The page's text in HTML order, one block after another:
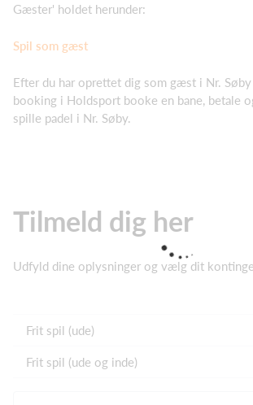
Gæster' holdet herunder:
Spil som gæst
Efter du har oprettet dig som gæst i Nr.
booking i Holdsport booke en bane, betale
spille padel i Nr. Søby.
Tilmeld dig her
Udfyld dine oplysninger og vælg dit
Frit spil (ude)
Frit spil (ude og inde)